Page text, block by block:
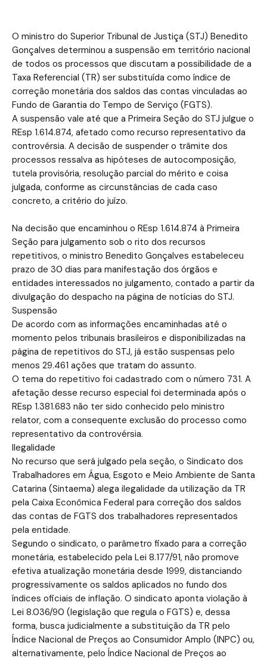
O ministro do Superior Tribunal de Justiça (STJ) Benedito
Gonçalves determinou a suspensão em território nacional
de todos os processos que discutam a possibilidade de a
Taxa Referencial (TR) ser substituída como índice de
correção monetária dos saldos das contas vinculadas ao
Fundo de Garantia do Tempo de Serviço (FGTS).
A suspensão vale até que a Primeira Seção do STJ julgue o
REsp 1.614.874, afetado como recurso representativo da
controvérsia. A decisão de suspender o trâmite dos
processos ressalva as hipóteses de autocomposição,
tutela provisória, resolução parcial do mérito e coisa
julgada, conforme as circunstâncias de cada caso
concreto, a critério do juízo.
Na decisão que encaminhou o REsp 1.614.874 à Primeira
Seção para julgamento sob o rito dos recursos
repetitivos, o ministro Benedito Gonçalves estabeleceu
prazo de 30 dias para manifestação dos órgãos e
entidades interessados no julgamento, contado a partir da
divulgação do despacho na página de notícias do STJ.
Suspensão
De acordo com as informações encaminhadas até o
momento pelos tribunais brasileiros e disponibilizadas na
página de repetitivos do STJ, já estão suspensas pelo
menos 29.461 ações que tratam do assunto.
O tema do repetitivo foi cadastrado com o número 731. A
afetação desse recurso especial foi determinada após o
REsp 1.381.683 não ter sido conhecido pelo ministro
relator, com a consequente exclusão do processo como
representativo da controvérsia.
Ilegalidade
No recurso que será julgado pela seção, o Sindicato dos
Trabalhadores em Água, Esgoto e Meio Ambiente de Santa
Catarina (Sintaema) alega ilegalidade da utilização da TR
pela Caixa Econômica Federal para correção dos saldos
das contas de FGTS dos trabalhadores representados
pela entidade.
Segundo o sindicato, o parâmetro fixado para a correção
monetária, estabelecido pela Lei 8.177/91, não promove
efetiva atualização monetária desde 1999, distanciando
progressivamente os saldos aplicados no fundo dos
índices oficiais de inflação. O sindicato aponta violação à
Lei 8.036/90 (legislação que regula o FGTS) e, dessa
forma, busca judicialmente a substituição da TR pelo
Índice Nacional de Preços ao Consumidor Amplo (INPC) ou,
alternativamente, pelo Índice Nacional de Preços ao